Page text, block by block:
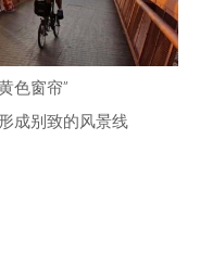
色窗帘”
成别致的风景线